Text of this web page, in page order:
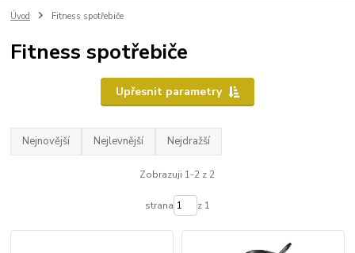
Úvod Fitness spotřebiče
Fitness spotřebiče
Upřesnit parametry
Nejnovější Nejlevnější Nejdražší
Zobrazuji 1-2 z 2
strana z 1